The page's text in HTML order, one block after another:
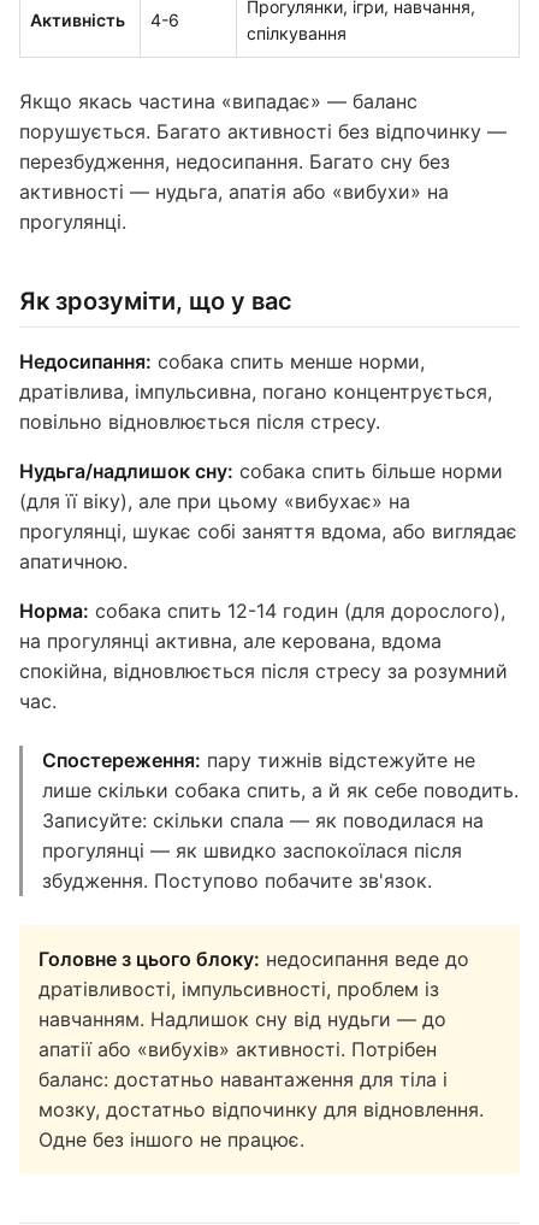
Активність 4-6
Прогулянки, ігри, навчання,
спілкування
Якщо якась частина «випадає» — баланс
порушується. Багато активності без відпочинку —
перезбудження, недосипання. Багато сну без
активності — нудьга, апатія або «вибухи» на
прогулянці.
Як зрозуміти, що у вас
Недосипання: собака спить менше норми,
дратівлива, імпульсивна, погано концентрується,
повільно відновлюється після стресу.
Нудьга/надлишок сну: собака спить більше норми
(для її віку), але при цьому «вибухає» на
прогулянці, шукає собі заняття вдома, або виглядає
апатичною.
Норма: собака спить 12-14 годин (для дорослого),
на прогулянці активна, але керована, вдома
спокійна, відновлюється після стресу за розумний
час.
Спостереження: пару тижнів відстежуйте не
лише скільки собака спить, а й як себе поводить.
Записуйте: скільки спала — як поводилася на
прогулянці — як швидко заспокоїлася після
збудження. Поступово побачите зв'язок.
Головне з цього блоку: недосипання веде до
дратівливості, імпульсивності, проблем із
навчанням. Надлишок сну від нудьги — до
апатії або «вибухів» активності. Потрібен
баланс: достатньо навантаження для тіла і
мозку, достатньо відпочинку для відновлення.
Одне без іншого не працює.